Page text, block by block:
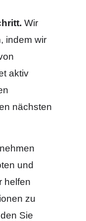
Wir
indem wir
aktiv
nächsten
und
helfen
zu
Sie